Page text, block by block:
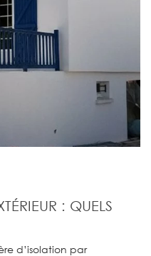
: QUELS
d’isolation par